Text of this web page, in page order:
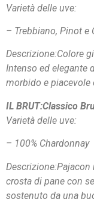
Varietà delle uve:
– Trebbiano, Pinot e
Descrizione:Colore
Intenso ed elegante
morbido e piacevole
IL BRUT:Classico
Varietà delle uve:
– 100% Chardonnay
crosta di pane con
sostenuto da una